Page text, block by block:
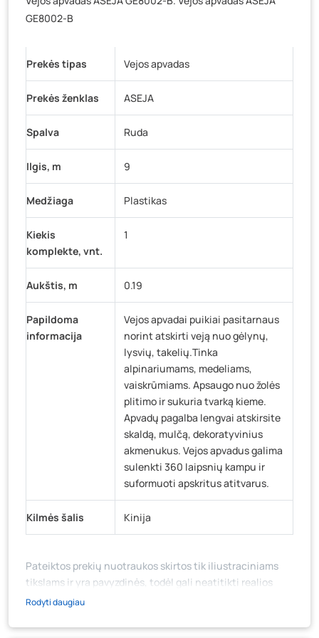
Vilniaus g. 89D, Ukmergė
K. Donelaičio g. 17, Rokiškis
Šaltupės g. 64, Zarasai- 0 vienetų
GE8002-B
Prekės tipas Vejos apvadas
Prekės ženklas ASEJA
Spalva Ruda
Ilgis, m 9
Medžiaga Plastikas
Kiekis
komplekte, vnt.
1
Aukštis, m 0.19
Papildoma
informacija
Vejos apvadai puikiai pasitarnaus
norint atskirti veją nuo gėlynų,
lysvių, takelių.Tinka
alpinariumams, medeliams,
vaiskrūmiams. Apsaugo nuo žolės
plitimo ir sukuria tvarką kieme.
Apvadų pagalba lengvai atskirsite
skaldą, mulčą, dekoratyvinius
akmenukus. Vejos apvadus galima
sulenkti 360 laipsnių kampu ir
suformuoti apskritus atitvarus.
Kilmės šalis Kinija
Pateiktos prekių nuotraukos skirtos tik iliustraciniams
tikslams ir yra pavyzdinės, todėl gali neatitikti realios
prekių ir jų pakuotės išvaizdos, komplektacijos, spalvos ar
aprašymu) yra bendrinio pobūdžio, jame nebūtinai
Rodyti daugiau